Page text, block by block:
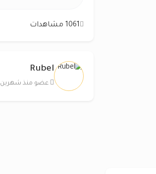
1061 مشاهدات
Rubel
عضو منذ شهرين